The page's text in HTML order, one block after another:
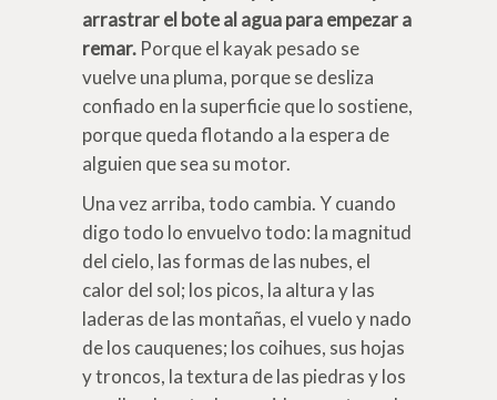
arrastrar el bote al agua para empezar a
remar. Porque el kayak pesado se
vuelve una pluma, porque se desliza
confiado en la superficie que lo sostiene,
porque queda flotando a la espera de
alguien que sea su motor.
Una vez arriba, todo cambia. Y cuando
digo todo lo envuelvo todo: la magnitud
del cielo, las formas de las nubes, el
calor del sol; los picos, la altura y las
laderas de las montañas, el vuelo y nado
de los cauquenes; los coihues, sus hojas
y troncos, la textura de las piedras y los